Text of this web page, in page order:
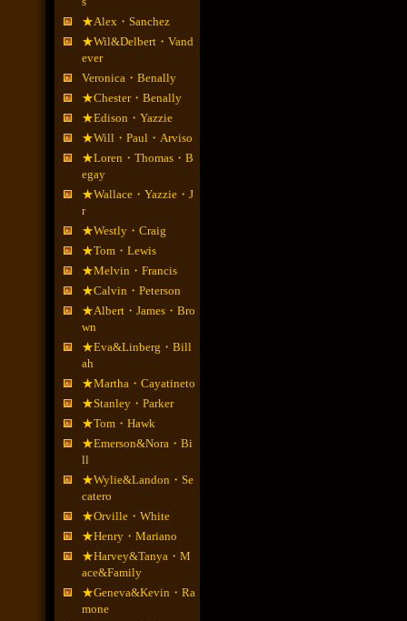
★Alex・Sanchez
★Wil&Delbert・Vand
ever
Veronica・Benally
★Chester・Benally
★Edison・Yazzie
★Will・Paul・Arviso
★Loren・Thomas・B
egay
★Wallace・Yazzie・J
r
★Westly・Craig
★Tom・Lewis
★Melvin・Francis
★Calvin・Peterson
★Albert・James・Bro
wn
★Eva&Linberg・Bill
ah
★Martha・Cayatineto
★Stanley・Parker
★Tom・Hawk
★Emerson&Nora・Bi
ll
★Wylie&Landon・Se
catero
★Orville・White
★Henry・Mariano
★Harvey&Tanya・M
ace&Family
★Geneva&Kevin・Ra
mone